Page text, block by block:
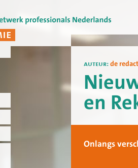
auteur:de
en
Onlangs